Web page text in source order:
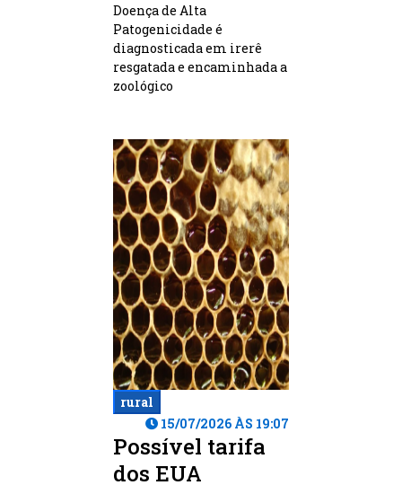
Doença de Alta
Patogenicidade é
diagnosticada em irerê
resgatada e encaminhada a
zoológico
rural
15/07/2026 ÀS 19:07
Possível tarifa
dos EUA